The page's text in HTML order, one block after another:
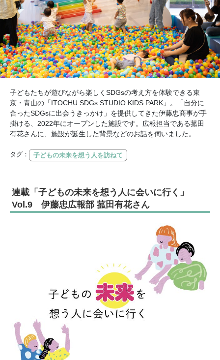
子どもたちが遊びながら楽しくSDGsの考え方を体験できる東
京・青山の「ITOCHU SDGs STUDIO KIDS PARK」。「自分に
合ったSDGsに出会うきっかけ」を提供してきた伊藤忠商事が手
掛ける、2022年にオープンした施設です。広報担当である菰田
有花さんに、施設が誕生した背景などのお話を伺いました。
タグ： 子どもの未来を想う人を訪ねて
連載「子どもの未来を想う人に会いに行く」
Vol.9 伊藤忠広報部 菰田有花さん